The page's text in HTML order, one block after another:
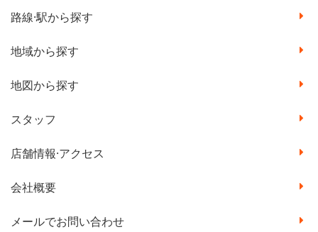
路線·駅から探す
地域から探す
地図から探す
スタッフ
店舗情報·アクセス
会社概要
メールでお問い合わせ